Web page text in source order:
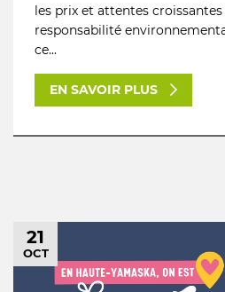
les prix et attentes
responsabilité
ce...
EN SAVOIR PLUS
21
OCT